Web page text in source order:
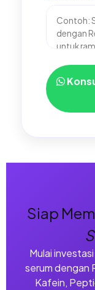
Siap
Mulai
serum dengan
Kafein,